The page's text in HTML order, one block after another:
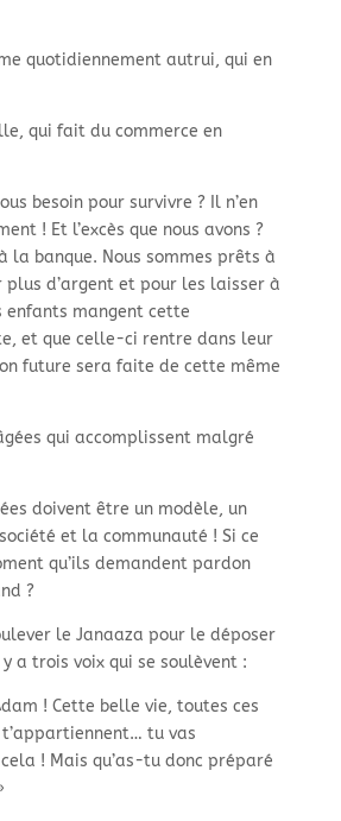
quotidiennement autrui, qui en
qui fait du commerce en
besoin pour survivre ? Il n’en
! Et l’excès que nous avons ?
la banque. Nous sommes prêts à
d’argent et pour les laisser à
enfants mangent cette
et que celle-ci rentre dans leur
future sera faite de cette même
qui accomplissent malgré
doivent être un modèle, un
et la communauté ! Si ce
qu’ils demandent pardon
?
le Janaaza pour le déposer
a trois voix qui se soulèvent :
! Cette belle vie, toutes ces
t’appartiennent… tu vas
! Mais qu’as-tu donc préparé